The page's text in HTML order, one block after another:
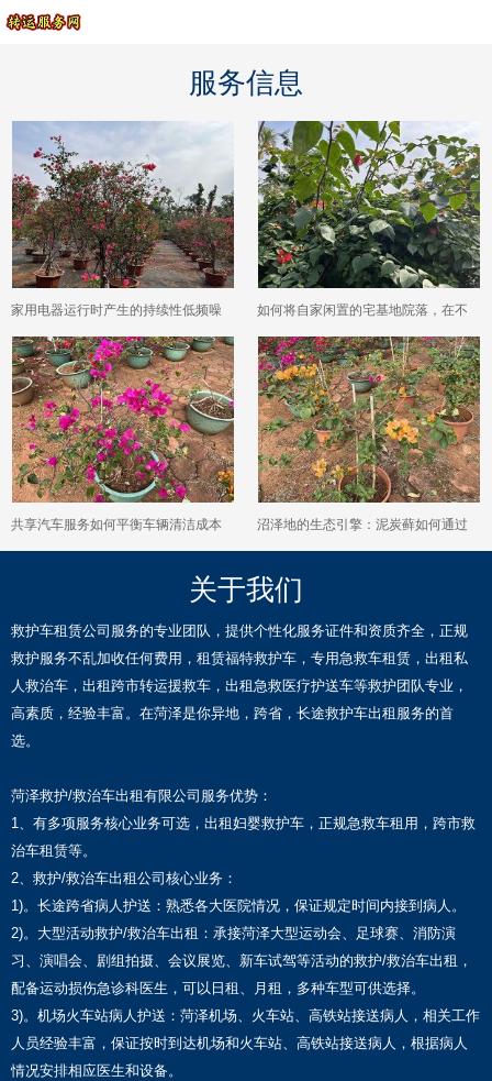
服务信息
家用电器运行时产生的持续性低频噪
音，长期下来可能对居住舒适度产生
哪些影响？
如何将自家闲置的宅基地院落，在不
违规的前提下打造成具有收益的休闲
庭院？
共享汽车服务如何平衡车辆清洁成本
与用户体验之间的关系？
沼泽地的生态引擎：泥炭藓如何通过
代谢活动创造酸性湿地环境
关于我们
救护车租赁公司服务的专业团队，提供个性化服务证件和资质齐全，正规
救护服务不乱加收任何费用，租赁福特救护车，专用急救车租赁，出租私
人救治车，出租跨市转运援救车，出租急救医疗护送车等救护团队专业，
高素质，经验丰富。在菏泽是你异地，跨省，长途救护车出租服务的首
选。
菏泽救护/救治车出租有限公司服务优势：
1、有多项服务核心业务可选，出租妇婴救护车，正规急救车租用，跨市救
治车租赁等。
2、救护/救治车出租公司核心业务：
1)。长途跨省病人护送：熟悉各大医院情况，保证规定时间内接到病人。
2)。大型活动救护/救治车出租：承接菏泽大型运动会、足球赛、消防演
习、演唱会、剧组拍摄、会议展览、新车试驾等活动的救护/救治车出租，
配备运动损伤急诊科医生，可以日租、月租，多种车型可供选择。
3)。机场火车站病人护送：菏泽机场、火车站、高铁站接送病人，相关工作
人员经验丰富，保证按时到达机场和火车站、高铁站接送病人，根据病人
情况安排相应医生和设备。